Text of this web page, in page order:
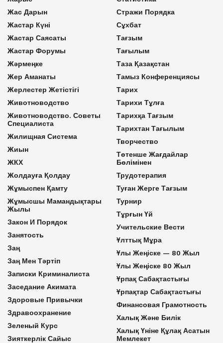
Жас Дарын
Жастар Күні
Жастар Саясаты
Жастар Форумы
Жәрмеңке
Жер Аманаты
Жерлестер Жетістігі
Животноводство
Животноводство. Советы
Специалиста
Жилищная Система
Жиын
ЖКХ
Жолдауға Қолдау
Жұмыспен Қамту
Жұмысшы Мамандықтары
Жылы
Закон И Порядок
Занятость
Заң
Заң Мен Тәртіп
Записки Криминалиста
Заседание Акимата
Здоровые Привычки
Здравоохранение
Зеленый Курс
Зияткерлік Сайыс
Стражи Порядка
Сұхбат
Тағзым
Тағылым
Таза Қазақстан
Тамыз Конференциясы
Тарих
Тарихи Тұлға
Тарихқа Тағзым
Тарихтан Тағылым
Творчество
Төтенше Жағдайлар
Бөлімінен
Трудотерапия
Туған Жерге Тағзым
Турнир
Тұрғын Үй
Учительские Вести
Ұлттық Мұра
Ұлы Жеңіске — 80 Жыл
Ұлы Жеңіске 80 Жыл
Ұрпақ Сабақтастығы
Ұрпақтар Сабақтастығы
Финансовая Грамотность
Халық Және Билік
Халық Үніне Құлақ Асатын
Мемлекет